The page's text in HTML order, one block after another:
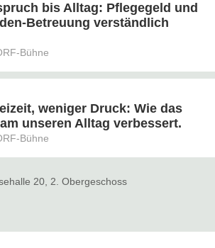
bis Alltag: Pflegegeld und
Betreuung verständlich
Bühne
weniger Druck: Wie das
unseren Alltag verbessert.
Bühne
20, 2. Obergeschoss